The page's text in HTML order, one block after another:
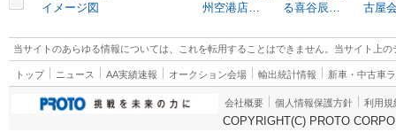
イメージ図
州空港店…
る喜谷辰…
古屋
当サイトのあらゆる情報については、これを転用することはできません。当サイト上
トップ ニュース AA実績速報 オークション会場 輸出統計情報 新車・中古車
会社概要 個人情報保護方針 利用規
COPYRIGHT(C) PROTO